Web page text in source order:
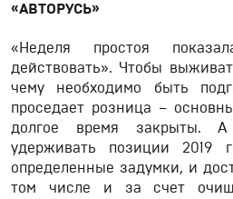
«АВТОРУСЬ»
«Неделя простоя
действовать». Чтобы
чему необходимо быть
проседает розница –
долгое время закрыты.
удерживать позиции 2019
определенные задумки, и
том числе и за счет